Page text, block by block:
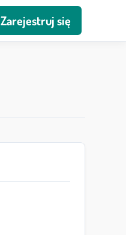
Zarejestruj się